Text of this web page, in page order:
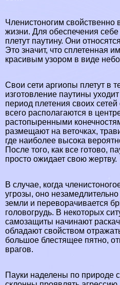
Члeнистоногим свойственно
жизни. Для обеспечения себе
плетут паутину. Они
Это значит, что сплетенная
красивым узором в виде
Свои сети аргиопы плетут в
изготовление паутины
период плетения своих
всего располагаются в
растопыренными
размещают на веточках,
где наиболее высока
После того, как все готово,
просто ожидает свою жертву.
В случае, когда
угрозы, оно
земли и переворачивается
головогpyдь. В некоторых
самозащиты начинают
обладают свойством
большое блестящее пятно,
врагов.
Пауки наделены по природе